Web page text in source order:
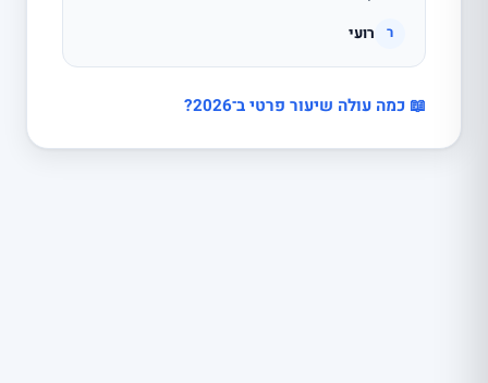
ר רועי
📖 כמה עולה שיעור פרטי ב־2026?